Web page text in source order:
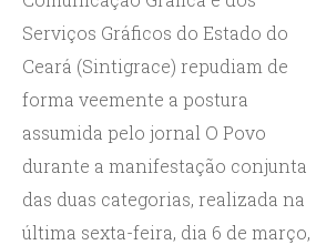
Serviços Gráficos do Estado do
Ceará (Sintigrace) repudiam de
forma veemente a postura
assumida pelo jornal O Povo
durante a manifestação conjunta
das duas categorias, realizada na
última sexta-feira, dia 6 de março,